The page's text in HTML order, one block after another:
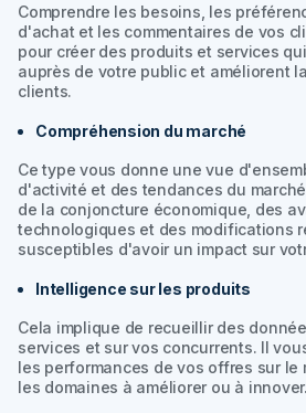
Comprendre les besoins, les
d'achat et les commentaires de vos
pour créer des produits et services
auprès de votre public et améliorent
clients.
Compréhension du marché
Ce type vous donne une vue
d'activité et des tendances du
de la conjoncture économique, des
technologiques et des modifications
susceptibles d'avoir un impact sur
Intelligence sur les produits
Cela implique de recueillir des
services et sur vos concurrents. Il
les performances de vos offres sur le
les domaines à améliorer ou à innover.